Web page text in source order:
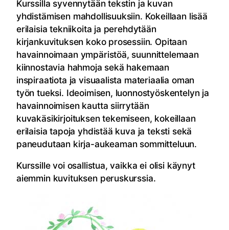
Kurssilla syvennytään tekstin ja kuvan
yhdistämisen mahdollisuuksiin. Kokeillaan lisää
erilaisia tekniikoita ja perehdytään
kirjankuvituksen koko prosessiin. Opitaan
havainnoimaan ympäristöä, suunnittelemaan
kiinnostavia hahmoja sekä hakemaan
inspiraatiota ja visuaalista materiaalia oman
työn tueksi. Ideoimisen, luonnostyöskentelyn ja
havainnoimisen kautta siirrytään
kuvakäsikirjoituksen tekemiseen, kokeillaan
erilaisia tapoja yhdistää kuva ja teksti sekä
paneudutaan kirja-aukeaman sommitteluun.
Kurssille voi osallistua, vaikka ei olisi käynyt
aiemmin kuvituksen peruskurssia.